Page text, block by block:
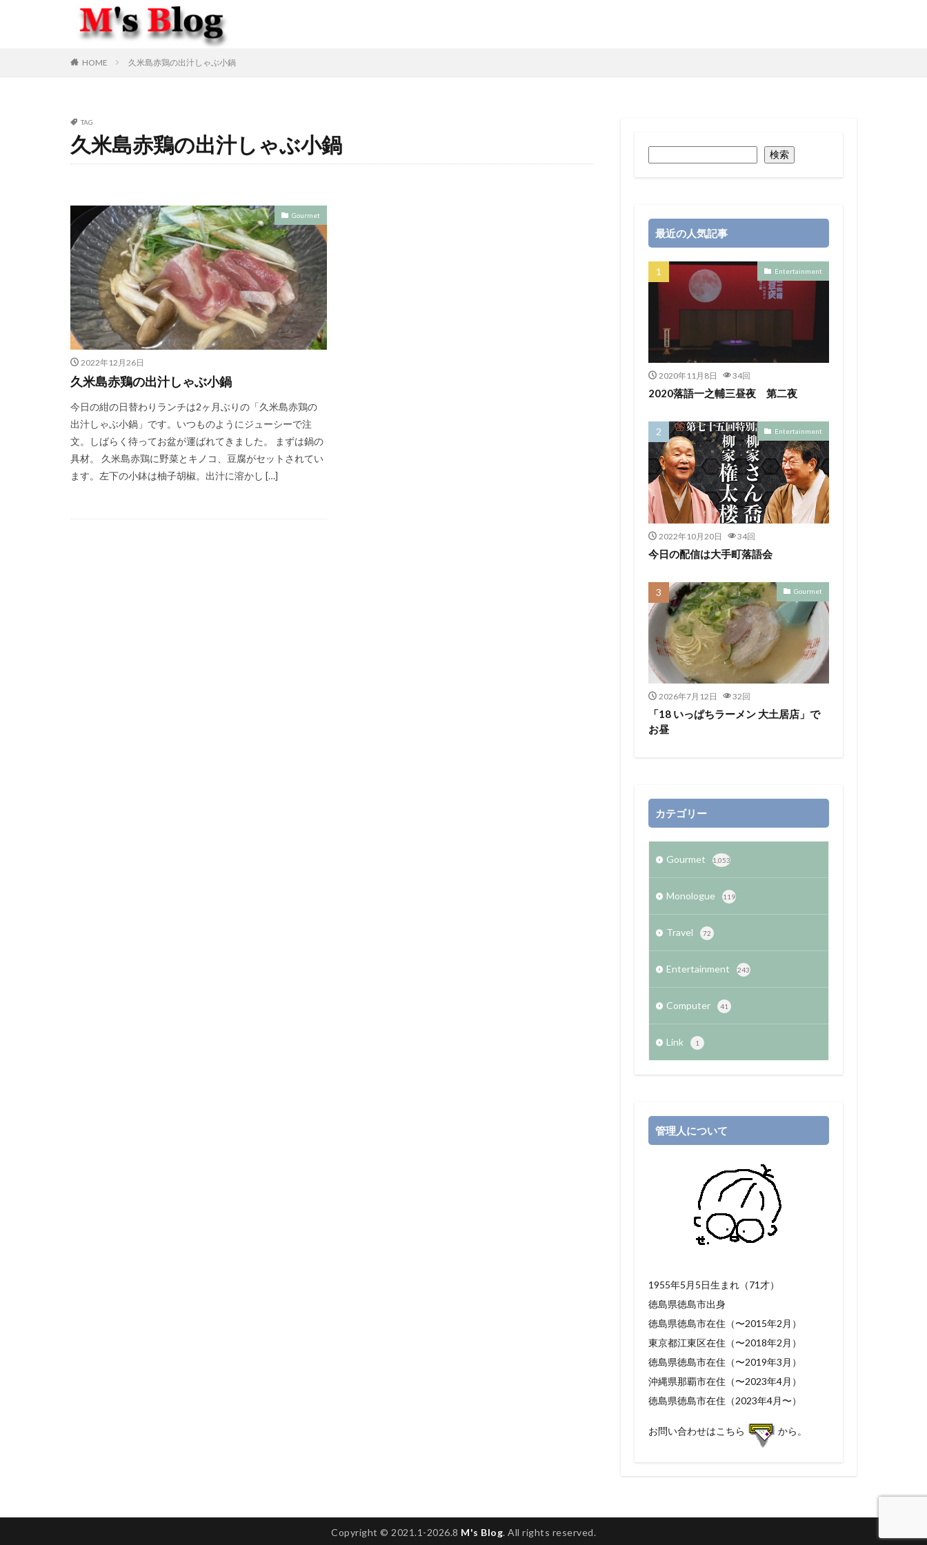
HOME 久米島赤鶏の出汁しゃぶ小鍋
TAG
久米島赤鶏の出汁しゃぶ小鍋
Gourmet
2022年12月26日
久米島赤鶏の出汁しゃぶ小鍋
今日の紺の日替わりランチは2ヶ月ぶりの「久米島赤鶏の
出汁しゃぶ小鍋」です。いつものようにジューシーで注
文。しばらく待ってお盆が運ばれてきました。 まずは鍋の
具材。 久米島赤鶏に野菜とキノコ、豆腐がセットされてい
ます。左下の小鉢は柚子胡椒。出汁に溶かし […]
検索
最近の人気記事
Entertainment
2020年11月8日 34回
2020落語一之輔三昼夜 第二夜
Entertainment
2022年10月20日 34回
今日の配信は大手町落語会
Gourmet
2026年7月12日 32回
「18 いっぱちラーメン 大土居店」で
お昼
カテゴリー
Gourmet 1,053
Monologue 119
Travel 72
Entertainment 243
Computer 41
Link 1
管理人について
1955年5月5日生まれ（71才）
徳島県徳島市出身
徳島県徳島市在住（〜2015年2月）
東京都江東区在住（〜2018年2月）
徳島県徳島市在住（〜2019年3月）
沖縄県那覇市在住（〜2023年4月）
徳島県徳島市在住（2023年4月〜）
お問い合わせはこちら から。
Copyright © 2021.1-2026.8 M's Blog. All rights reserved.